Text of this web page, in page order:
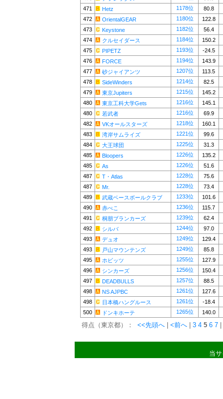
471
Hetz 1178位
80.8
472
OrientalGEAR 1180位
122.8
473
Keystone 1182位
56.4
474
クルセイダース 1184位
150.2
475
PIPETZ 1193位
-24.5
476
FORCE 1194位
143.9
477
砂ジャイアンツ 1207位
113.5
478
SideWinders 1214位
82.5
479
東京Jupiters 1215位
145.2
480
東京工科大学Gets 1216位
145.1
480
若武者 1216位
69.9
482
VKオールスターズ 1218位
160.1
483
湾岸サムライズ 1221位
99.6
484
大王球団 1225位
31.3
485
Bloopers 1226位
135.2
485
As 1226位
51.6
487
T・Atlas 1228位
75.6
487
Mr. 1228位
73.4
489
武蔵ベースボールクラブ 1233位
101.6
490
赤べこ 1236位
115.7
491
桐朋ブランカーズ 1239位
62.4
492
シルバ 1244位
97.0
493
デュオ 1249位
129.4
493
戸山マウンテンズ 1249位
85.8
495
ホビッツ 1255位
127.9
496
シンカーズ 1256位
150.4
497
DEADBULLS 1257位
88.5
498
NS AJPBC 1261位
127.6
498
日本橋ハングルース 1261位
-18.4
500
ドンキホーテ 1265位 140.0
得点（東京都）： <<先頭へ <前へ 3 4 5 6 7
当